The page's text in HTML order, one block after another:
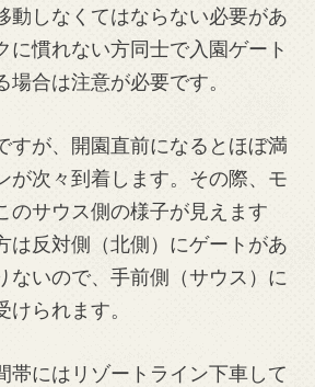
動しなくてはならない必要があ
に慣れない方同士で入園ゲート
合は注意が必要です。
すが、開園直前になるとほぼ満
が次々到着します。その際、モ
のサウス側の様子が見えます
は反対側（北側）にゲートがあ
ないので、手前側（サウス）に
られます。
帯にはリゾートライン下車して